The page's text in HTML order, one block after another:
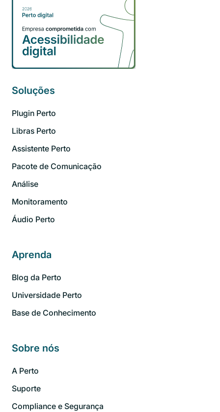
Soluções
Plugin Perto
Libras Perto
Assistente Perto
Pacote de Comunicação
Análise
Monitoramento
Áudio Perto
Aprenda
Blog da Perto
Universidade Perto
Base de Conhecimento
Sobre nós
A Perto
Suporte
Compliance e Segurança